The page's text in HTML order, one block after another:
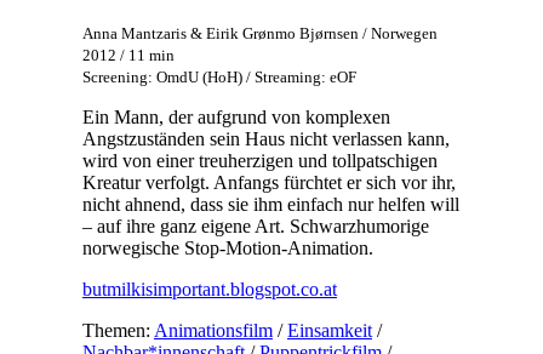
Anna Mantzaris & Eirik Grønmo Bjørnsen / Norwegen
2012 / 11 min
Screening: OmdU (HoH) / Streaming: eOF
Ein Mann, der aufgrund von komplexen
Angstzuständen sein Haus nicht verlassen kann,
wird von einer treuherzigen und tollpatschigen
Kreatur verfolgt. Anfangs fürchtet er sich vor ihr,
nicht ahnend, dass sie ihm einfach nur helfen will
– auf ihre ganz eigene Art. Schwarzhumorige
norwegische Stop-Motion-Animation.
butmilkisimportant.blogspot.co.at
Themen: Animationsfilm/Einsamkeit/